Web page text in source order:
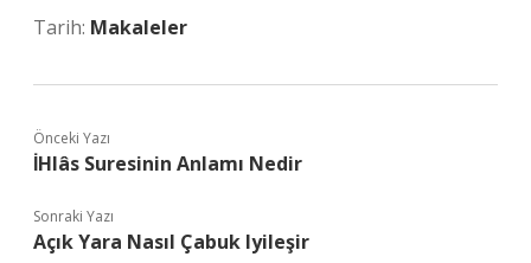
Tarih: Makaleler
Önceki Yazı
İHlâs Suresinin Anlamı Nedir
Sonraki Yazı
Açık Yara Nasıl Çabuk Iyileşir